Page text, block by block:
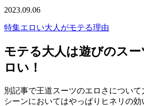
2023.09.06
特集エロい大人がモテる理由
モテる大人は遊びのス
ロい！
別記事で王道スーツのエロさについ
シーンにおいてはやっぱりヒネリの